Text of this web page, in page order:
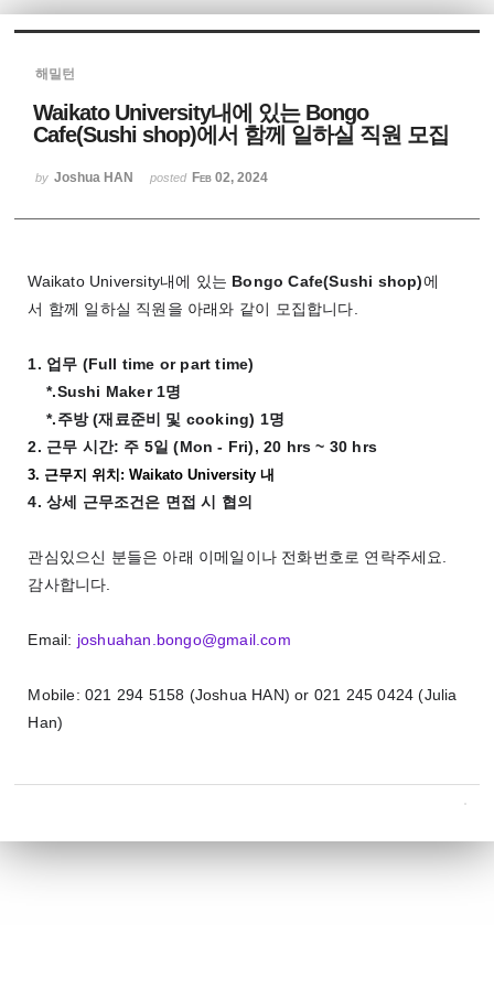
해밀턴
Waikato University내에 있는 Bongo
Cafe(Sushi shop)에서 함께 일하실 직원 모집
by Joshua HAN posted Feb 02, 2024
Waikato University내에 있는 Bongo Cafe(Sushi shop)에
서 함께 일하실 직원을 아래와 같이 모집합니다
1. 업무 (Full time or part time)
*.Sushi Maker 1명
*.주방(재료준비 및 cooking) 1명
2. 근무 시간: 주 5일 (Mon - Fri), 20 hrs ~ 30 hrs
3. 근무지 위치 : Waikato University내
4.상세 근무조건은 면접 시 협의
관심있으신 분들은 아래 이메일이나 전화번호로 연락주세요
감사합니다
Email: joshuahan.bongo@gmail.com
Mobile: 021 294 5158 (Joshua HAN) or 021 245 0424 (Julia
Han)